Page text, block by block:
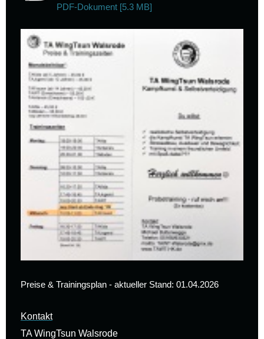
PDF-Dokument [5.3 MB]
Preise & Trainingsplan - aktueller Stand: 01.04.2026
Kontakt
TA WingTsun Walsrode